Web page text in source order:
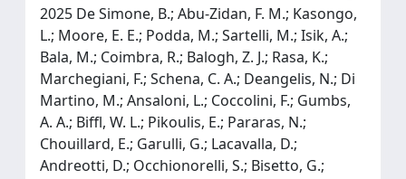
2025 De Simone, B.; Abu-Zidan, F. M.; Kasongo,
L.; Moore, E. E.; Podda, M.; Sartelli, M.; Isik, A.;
Bala, M.; Coimbra, R.; Balogh, Z. J.; Rasa, K.;
Marchegiani, F.; Schena, C. A.; Deangelis, N.; Di
Martino, M.; Ansaloni, L.; Coccolini, F.; Gumbs,
A. A.; Biffl, W. L.; Pikoulis, E.; Pararas, N.;
Chouillard, E.; Garulli, G.; Lacavalla, D.;
Andreotti, D.; Occhionorelli, S.; Bisetto, G.;